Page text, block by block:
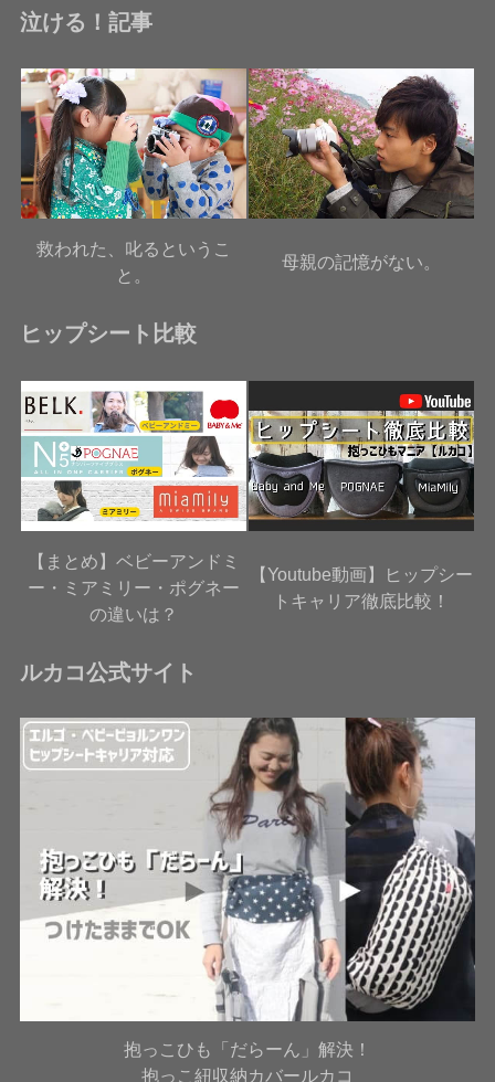
泣ける！記事
救われた、叱るというこ
と。
母親の記憶がない。
ヒップシート比較
【まとめ】ベビーアンドミ
ー・ミアミリー・ポグネー
の違いは？
【Youtube動画】ヒップシー
トキャリア徹底比較！
ルカコ公式サイト
抱っこひも「だらーん」解決！
抱っこ紐収納カバールカコ